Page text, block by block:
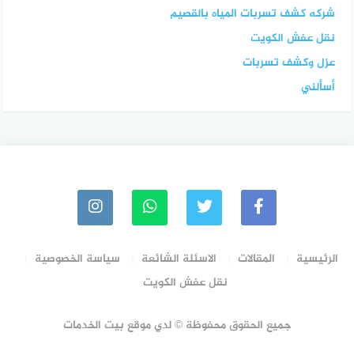
شركه كشف تسربات المياه بالقصيم
نقل عفش الكويت
عزل وكشف تسربات
أسألني
الرئيسية المقالات الاسئلة الشائعة
سياسة الخصوصية
نقل عفش الكويت
جميع الحقوق محفوظة © لدي موقع بيت الخدمات